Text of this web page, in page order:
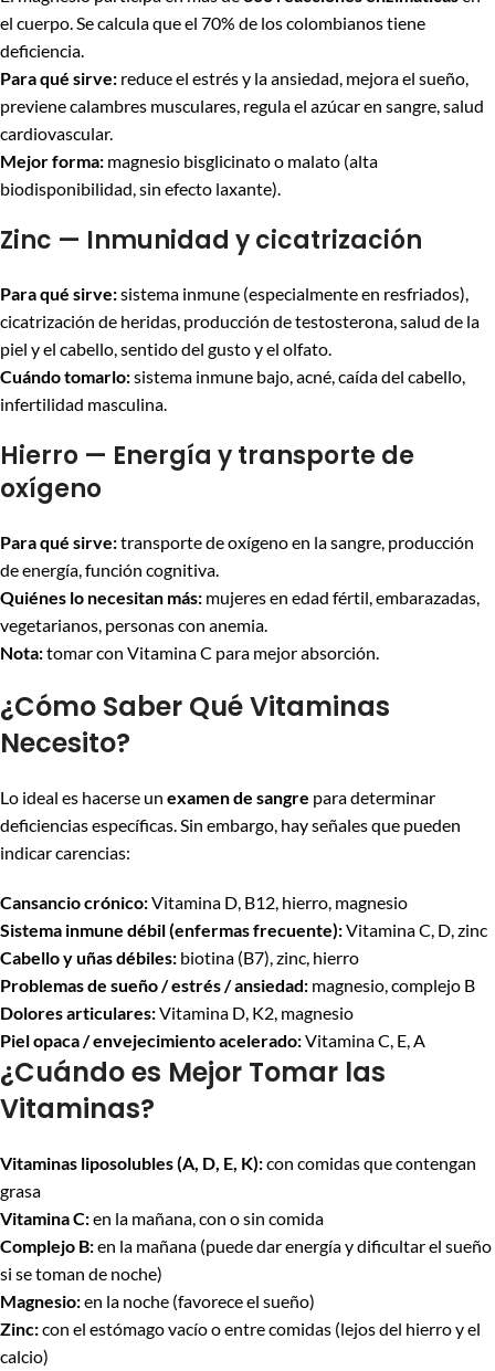
el cuerpo. Se calcula que el 70% de los colombianos tiene
deficiencia.
Para qué sirve: reduce el estrés y la ansiedad, mejora el sueño,
previene calambres musculares, regula el azúcar en sangre, salud
cardiovascular.
Mejor forma: magnesio bisglicinato o malato (alta
biodisponibilidad, sin efecto laxante).
Zinc — Inmunidad y cicatrización
Para qué sirve:sistema inmune (especialmente en resfriados),
cicatrización de heridas, producción de testosterona, salud de la
piel y el cabello, sentido del gusto y el olfato.
Cuándo tomarlo:sistema inmune bajo, acné, caída del cabello,
infertilidad masculina.
Hierro — Energía y transporte de
oxígeno
Para qué sirve:transporte de oxígeno en la sangre, producción
de energía, función cognitiva.
Quiénes lo necesitan más: mujeres en edad fértil, embarazadas,
vegetarianos, personas con anemia.
Nota:tomar con Vitamina C para mejor absorción.
¿Cómo Saber Qué Vitaminas
Necesito?
Lo ideal es hacerse un examen de sangre para determinar
deficiencias específicas. Sin embargo, hay señales que pueden
indicar carencias:
Cansancio crónico:Vitamina D, B12, hierro, magnesio
Sistema inmune débil (enfermas frecuente):Vitamina C, D, zinc
Cabello y uñas débiles: biotina (B7), zinc, hierro
Problemas de sueño / estrés / ansiedad: magnesio, complejo B
Dolores articulares:Vitamina D, K2, magnesio
Piel opaca / envejecimiento acelerado:Vitamina C, E, A
¿Cuándo es Mejor Tomar las
Vitaminas?
Vitaminas liposolubles (A, D, E, K):con comidas que contengan
grasa
Vitamina C:en la mañana, con o sin comida
Complejo B:en la mañana (puede dar energía y dificultar el sueño
si se toman de noche)
Magnesio:en la noche (favorece el sueño)
Zinc:con el estómago vacío o entre comidas (lejos del hierro y el
calcio)